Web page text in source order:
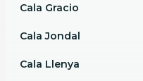
Cala Gracio
Cala Jondal
Cala Llenya